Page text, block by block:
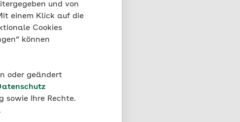
und von
einem Klick auf die
Cookies
können
oder geändert
sowie Ihre Rechte.
.